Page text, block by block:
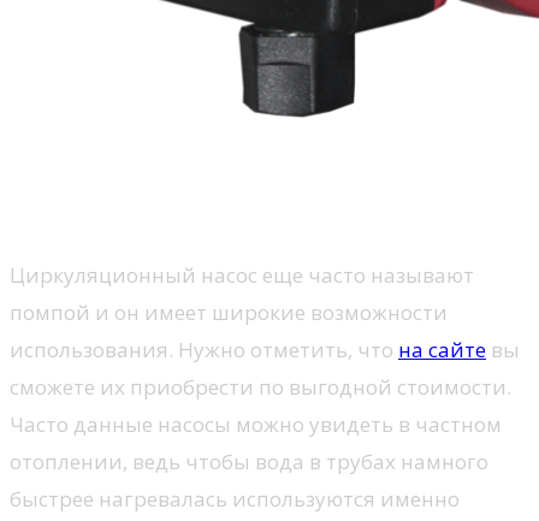
Циркуляционный насос еще часто называют
помпой и он имеет широкие возможности
использования. Нужно отметить, что на сайте вы
сможете их приобрести по выгодной стоимости.
Часто данные насосы можно увидеть в частном
отоплении, ведь чтобы вода в трубах намного
быстрее нагревалась используются именно